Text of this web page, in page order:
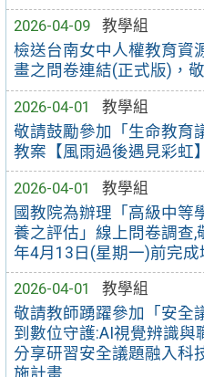
2026-04-09
教學組
檢送台南女中人權教育資
畫之問卷連結(正式版)，
2026-04-01
教學組
敬請鼓勵參加「生命教育
教案【風雨過後遇見彩虹
2026-04-01
教學組
國教院為辦理「高級中等
養之評估」線上問卷調查
年4月13日(星期一)前完成
2026-04-01
教學組
敬請教師踴躍參加「安全
到數位守護:AI視覺辨識
分享研習安全議題融入科